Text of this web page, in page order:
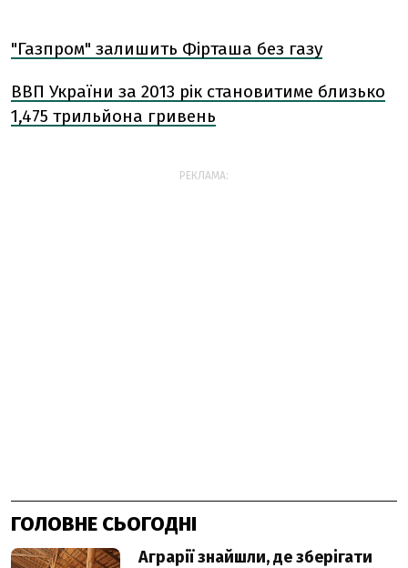
"Газпром" залишить Фірташа без газу
ВВП України за 2013 рік становитиме близько
1,475 трильйона гривень
РЕКЛАМА:
ГОЛОВНЕ СЬОГОДНІ
Аграрії знайшли, де зберігати